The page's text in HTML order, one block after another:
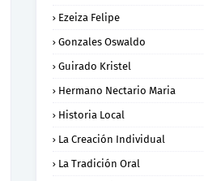
Ezeiza Felipe
Gonzales Oswaldo
Guirado Kristel
Hermano Nectario Maria
Historia Local
La Creación Individual
La Tradición Oral